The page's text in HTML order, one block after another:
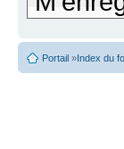
Portail »Index du